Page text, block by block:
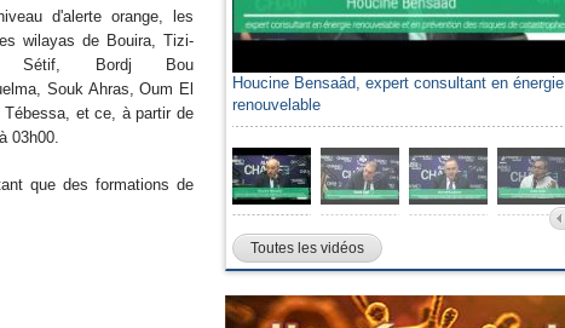
d'alerte orange, les
wilayas de Bouira, Tizi-
Sétif, Bordj Bou
Souk Ahras, Oum El
Tébessa, et ce, à partir de
03h00.
que des formations de
Houcine Bensaâd, expert consultant en énergie
renouvelable
Toutes les vidéos